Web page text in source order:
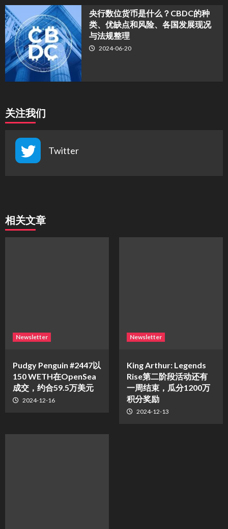
央行数位货币是什么？CBDC的种
类、优缺点和风险、各国发展现况
与法规整理
2024-06-20
关注我们
Twitter
相关文章
Newsletter
Pudgy Penguin #2447以
150 WETH在OpenSea
成交，约合59.5万美元
2024-12-16
Newsletter
King Arthur: Legends
Rise第二阶段活动还有
一周结束，瓜分1200万
积分奖励
2024-12-13